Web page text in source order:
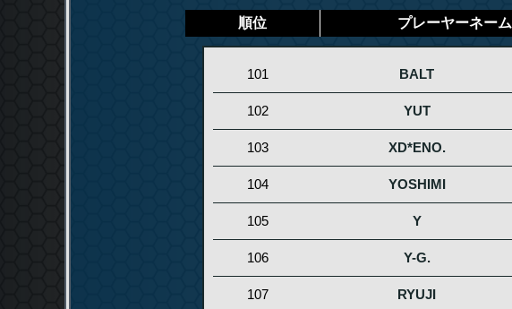
順位 プレーヤーネーム
101 BALT
102 YUT
103 XD*ENO.
104 YOSHIMI
105 Y
106 Y-G.
107 RYUJI